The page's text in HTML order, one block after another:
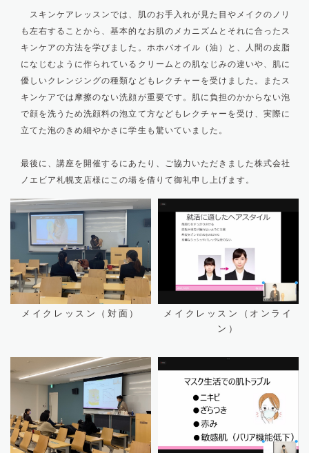
スキンケアレッスンでは、肌のお手入れが見た目やメイクのノリ
も左右することから、基本的なお肌のメカニズムとそれに合ったス
キンケアの方法を学びました。ホホバオイル（油）と、人間の皮脂
になじむように作られているクリームとの肌なじみの違いや、肌に
優しいクレンジングの種類などもレクチャーを受けました。またス
キンケアでは摩擦のない洗顔が重要です。肌に負担のかからない泡
で顔を洗うため洗顔料の泡立て方などもレクチャーを受け、実際に
立てた泡のきめ細やかさに学生も驚いていました。
最後に、講座を開催するにあたり、ご協力いただきました株式会社
ノエビア札幌支店様にこの場を借りて御礼申し上げます。
メイクレッスン（対面）
メイクレッスン（オンライ
ン）